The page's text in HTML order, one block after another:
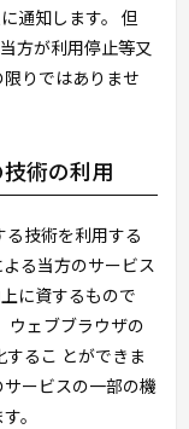
通知します。 但
方が利用停止等又
りではありませ
術の利用
技術を利用する
る当方のサービス
に資するもので
ウェブブラウザの
るこ とができま
ービスの一部の機
。